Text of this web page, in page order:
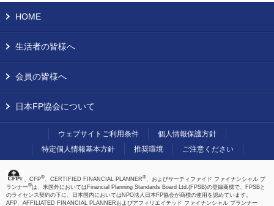
HOME
生活者の皆様へ
会員の皆様へ
日本FP協会について
ウェブサイトご利用条件
個人情報保護方針
特定個人情報基本方針
推奨環境 ご注意ください
、CFP®、CERTIFIED FINANCIAL PLANNER®、およびサーティファイド ファイナンシャル プ
ランナー®は、米国外においてはFinancial Planning Standards Board Ltd.(FPSB)の登録商標で、FPSBと
のライセンス契約の下に、日本国内においてはNPO法人日本FP協会が商標の使用を認めています。
AFP、AFFILIATED FINANCIAL PLANNERおよびアフィリエイテッド ファイナンシャル プランナー